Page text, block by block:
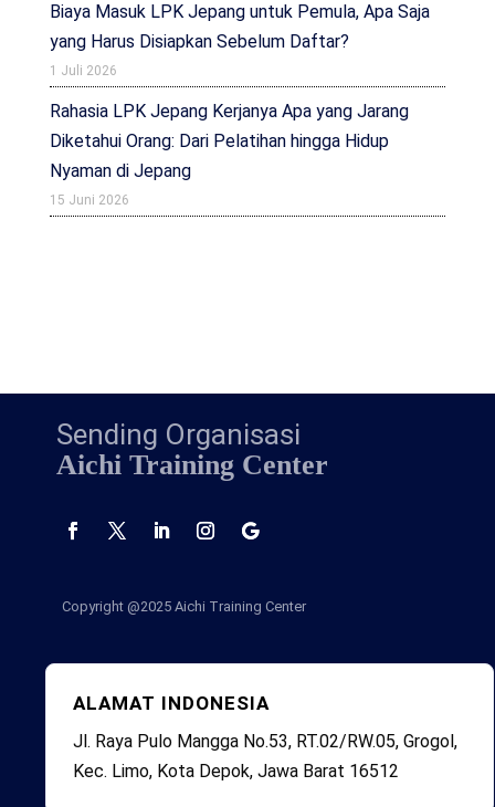
Biaya Masuk LPK Jepang untuk Pemula, Apa Saja
yang Harus Disiapkan Sebelum Daftar?
1 Juli 2026
Rahasia LPK Jepang Kerjanya Apa yang Jarang
Diketahui Orang: Dari Pelatihan hingga Hidup
Nyaman di Jepang
15 Juni 2026
Sending Organisasi
Aichi Training Center
Copyright @2025 Aichi Training Center
ALAMAT INDONESIA
Jl. Raya Pulo Mangga No.53, RT.02/RW.05, Grogol,
Kec. Limo, Kota Depok, Jawa Barat 16512